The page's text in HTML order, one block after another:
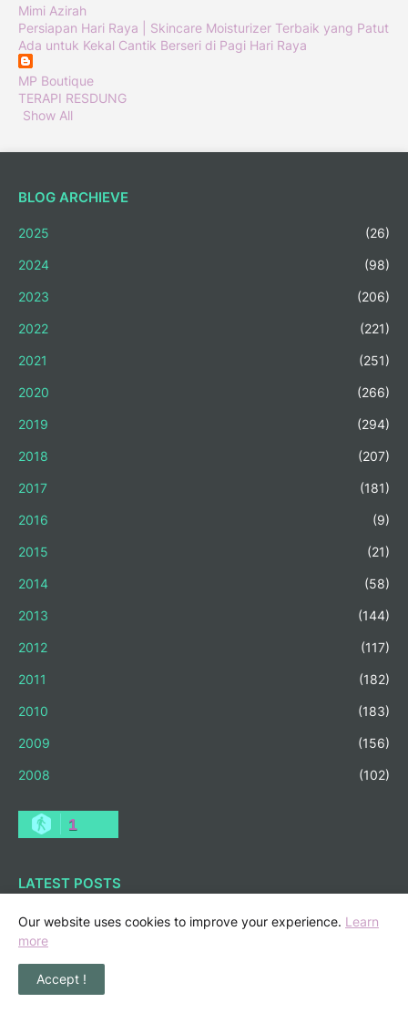
Mimi Azirah
Persiapan Hari Raya | Skincare Moisturizer Terbaik yang Patut
Ada untuk Kekal Cantik Berseri di Pagi Hari Raya
MP Boutique
TERAPI RESDUNG
Show All
BLOG ARCHIEVE
2025 (26)
2024 (98)
2023 (206)
2022 (221)
2021 (251)
2020 (266)
2019 (294)
2018 (207)
2017 (181)
2016 (9)
2015 (21)
2014 (58)
2013 (144)
2012 (117)
2011 (182)
2010 (183)
2009 (156)
2008 (102)
1
LATEST POSTS
Senarai Lengkap 24 Hotel, Resort &
Chalet di Teluk Nipah Pulau Pangkor
Our website uses cookies to improve your experience. Learn
more
Accept !